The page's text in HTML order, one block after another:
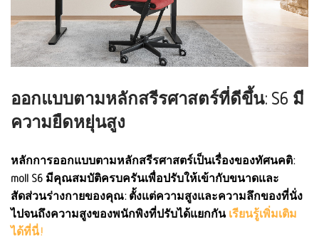
ออกแบบตามหลักสรีรศาสตร์ที่ดีขึ้น: S6 มี
ความยืดหยุ่นสูง
หลักการออกแบบตามหลักสรีรศาสตร์เป็นเรื่องของทัศนคติ:
moll S6 มีคุณสมบัติครบครันเพื่อปรับให้เข้ากับขนาดและ
สัดส่วนร่างกายของคุณ: ตั้งแต่ความสูงและความลึกของที่นั่ง
ไปจนถึงความสูงของพนักพิงที่ปรับได้แยกกัน เรียนรู้เพิ่มเติม
ได้ที่นี่!